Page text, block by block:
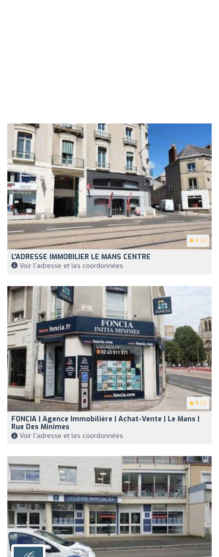
5 (4)
L'ADRESSE IMMOBILIER LE MANS CENTRE
Voir l'adresse et les coordonnées
5 (4)
FONCIA | Agence Immobilière | Achat-Vente | Le Mans |
Rue Des Minimes
Voir l'adresse et les coordonnées